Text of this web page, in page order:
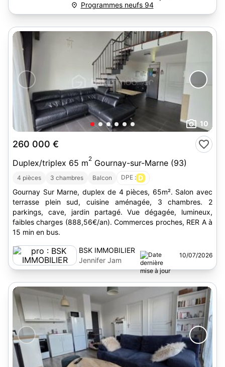
Programmes neufs 94
10
260 000 €
Duplex/triplex 65 m2 Gournay-sur-Marne (93)
4 pièces 3 chambres Balcon DPE : D
Gournay Sur Marne, duplex de 4 pièces, 65m². Salon avec
terrasse plein sud, cuisine aménagée, 3 chambres. 2
parkings, cave, jardin partagé. Vue dégagée, lumineux,
faibles charges (888,56€/an). Commerces proches, RER A à
15 min en bus.
BSK IMMOBILIER
Jennifer Jam
10/07/2026